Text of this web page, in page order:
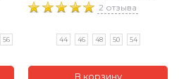
56
2 отзыва
44 46 48 50 54